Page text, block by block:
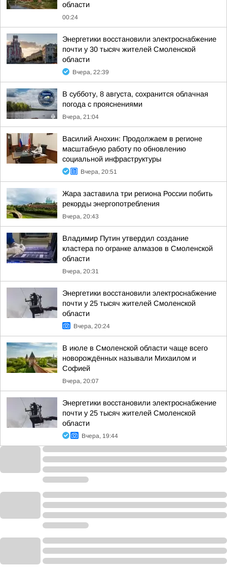
области
00:24
Энергетики восстановили электроснабжение
почти у 30 тысяч жителей Смоленской
области
Вчера, 22:39
В субботу, 8 августа, сохранится облачная
погода с прояснениями
Вчера, 21:04
Василий Анохин: Продолжаем в регионе
масштабную работу по обновлению
социальной инфраструктуры
Вчера, 20:51
Жара заставила три региона России побить
рекорды энергопотребления
Вчера, 20:43
Владимир Путин утвердил создание
кластера по огранке алмазов в Смоленской
области
Вчера, 20:31
Энергетики восстановили электроснабжение
почти у 25 тысяч жителей Смоленской
области
Вчера, 20:24
В июле в Смоленской области чаще всего
новорождённых называли Михаилом и
Софией
Вчера, 20:07
Энергетики восстановили электроснабжение
почти у 25 тысяч жителей Смоленской
области
Вчера, 19:44